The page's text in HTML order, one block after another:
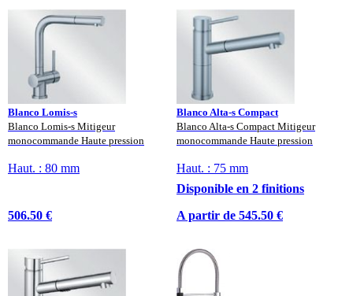
Blanco Lomis-s
Blanco Lomis-s Mitigeur
monocommande Haute pression
Haut. : 80 mm
506.50 €
Blanco Alta-s Compact
Blanco Alta-s Compact Mitigeur
monocommande Haute pression
Haut. : 75 mm
Disponible en 2 finitions
A partir de 545.50 €